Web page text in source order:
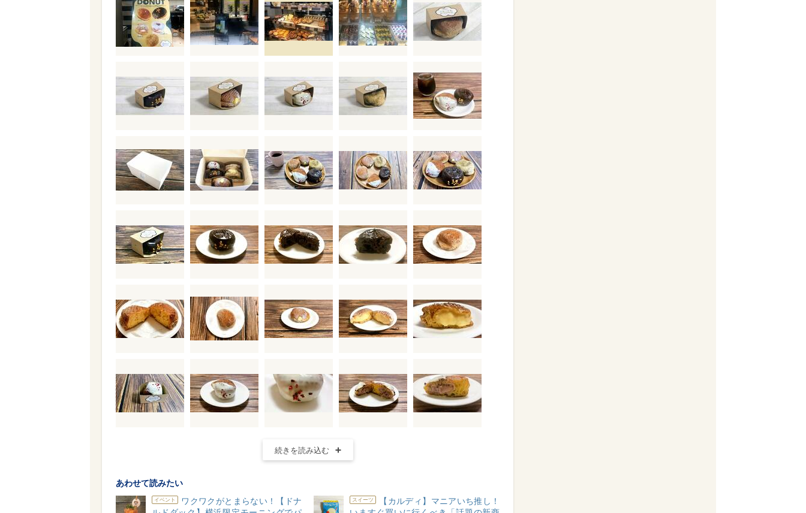
続きを読み込む
あわせて読みたい
イベント
ワクワクがとまらない！【ドナ
スイーツ
【カルディ】マニアいち推し！